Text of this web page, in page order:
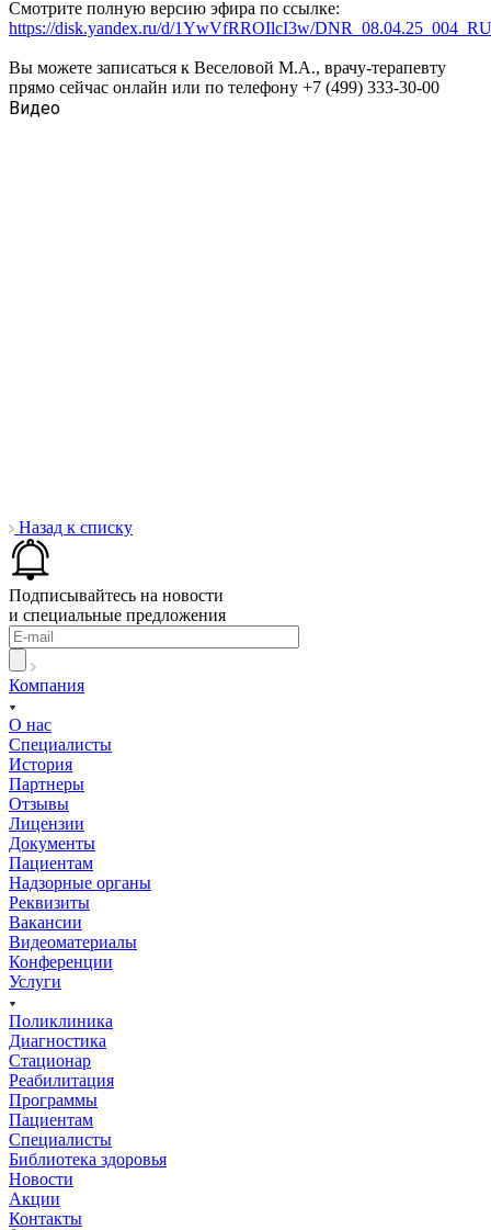
Смотрите полную версию эфира по ссылке:
https://disk.yandex.ru/d/1YwVfRROIlcI3w/
Вы можете записаться к Веселовой М.А., врачу-терапевту
прямо сейчас онлайн или по телефону +7 (499) 333-30-00
Видео
Назад к списку
Подписывайтесь на новости
и специальные предложения
Компания
О нас
Специалисты
История
Партнеры
Отзывы
Лицензии
Документы
Пациентам
Надзорные органы
Реквизиты
Вакансии
Видеоматериалы
Конференции
Услуги
Поликлиника
Диагностика
Стационар
Реабилитация
Программы
Пациентам
Специалисты
Библиотека здоровья
Новости
Акции
Контакты